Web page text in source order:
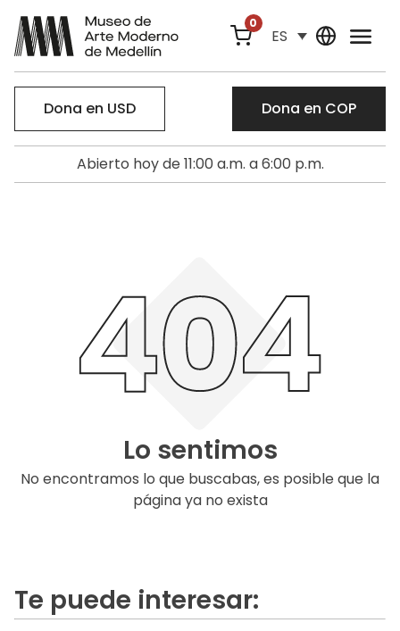
0
ES
Dona en USD Dona en COP
Abierto hoy de 11:00 a.m. a 6:00 p.m.
Lo sentimos
No encontramos lo que buscabas, es posible que la
página ya no exista
Te puede interesar: